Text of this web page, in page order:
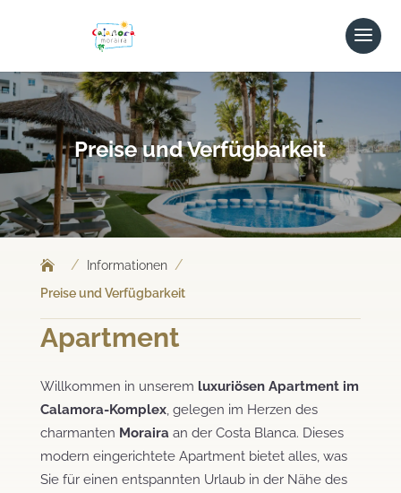
Preise und Verfügbarkeit
/ Informationen /
Preise und Verfügbarkeit
Apartment
Willkommen in unserem luxuriösen Apartment im
Calamora-Komplex, gelegen im Herzen des
charmanten Moraira an der Costa Blanca. Dieses
modern eingerichtete Apartment bietet alles, was
Sie für einen entspannten Urlaub in der Nähe des